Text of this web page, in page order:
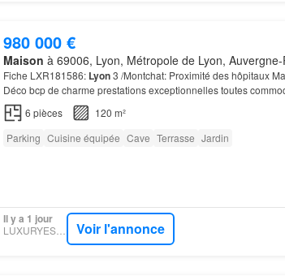
980 000 €
Maison à 69006, Lyon, Métropole de Lyon,
Fiche LXR181586: Lyon3 /Montchat: Proximité des hôpitaux
Déco bcp de charme prestations exceptionnelles toutes
6 pièces
120 m²
Parking Cuisine équipée Cave Terrasse Jardin
Il y a 1 jour
LUXURYESTATE Voir l'annonce